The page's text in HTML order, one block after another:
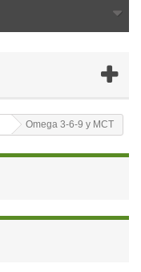
Omega 3-6-9 y MCT